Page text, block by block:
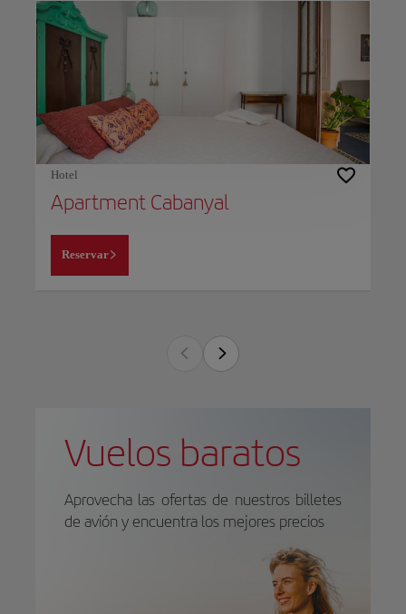
Hotel
Apartment Cabanyal
Reservar
Vuelos baratos
Aprovecha las ofertas de nuestros billetes
de avión y encuentra los mejores precios